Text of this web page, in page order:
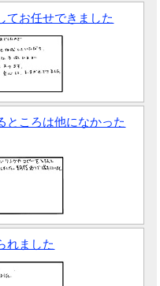
てお任せできました
ところは他になかった
れました